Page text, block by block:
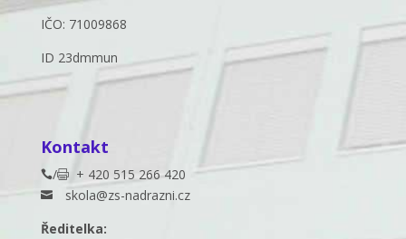
IČO: 71009868
ID 23dmmun
Kontakt
/+ 420 515 266 420
 skola@zs-nadrazni.cz
Ředitelka: